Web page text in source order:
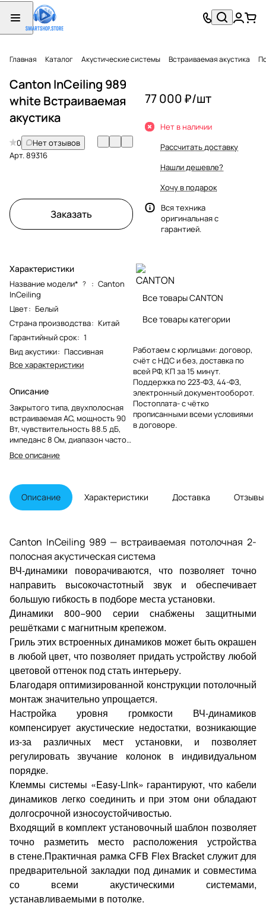
Главная Каталог Акустические системы Встраиваемая акустика
Canton InCeiling 989
white Встраиваемая
акустика
0
Нет отзывов
Арт.89316
Заказать
Характеристики
Название модели* ? : Canton
InCeiling
Цвет: Белый
Страна производства: Китай
Гарантийный срок: 1
Вид акустики: Пассивная
Все характеристики
Описание
Закрытого типа, двухполосная
встраиваемая АС, мощность 90
Вт, чувствительность 88.5 дБ,
импеданс 8 Ом, диапазон частот
42-40000 Гц, материал корпуса
пластик, монтаж в потолок, цвет
Все описание
77 000 ₽/шт
Нет в наличии
Рассчитать доставку
Нашли дешевле?
Хочу в подарок
Вся техника
оригинальная с
гарантией.
Все товары CANTON
Все товары категории
Работаем с юрлицами: договор,
счёт с НДС и без, доставка по
всей РФ, КП за 15 минут.
Поддержка по 223-ФЗ, 44-ФЗ,
электронный документооборот.
Постоплата- с чётко
прописанными всеми условиями
в договоре.
Описание Характеристики Доставка Отзывы
Canton InCeiling 989 — встраиваемая потолочная 2-
полосная акустическая система
ВЧ-динамики поворачиваются, что позволяет точно
направить высокочастотный звук и обеспечивает
большую гибкость в подборе места установки.
Динамики 800−900 серии снабжены защитными
решётками с магнитным крепежом.
Гриль этих встроенных динамиков может быть окрашен
в любой цвет, что позволяет придать устройству любой
цветовой оттенок под стать интерьеру.
Благодаря оптимизированной конструкции потолочный
монтаж значительно упрощается.
Настройка уровня громкости ВЧ-динамиков
компенсирует акустические недостатки, возникающие
из-за различных мест установки, и позволяет
регулировать звучание колонок в индивидуальном
порядке.
Клеммы системы «Easy-Link» гарантируют, что кабели
динамиков легко соединить и при этом они обладают
долгосрочной износоустойчивостью.
Входящий в комплект установочный шаблон позволяет
точно разметить место расположения устройства
в стене.Практичная рамка CFB Flex Bracket служит для
предварительной закладки под динамик и совместима
со всеми акустическими системами,
устанавливаемыми в потолке.